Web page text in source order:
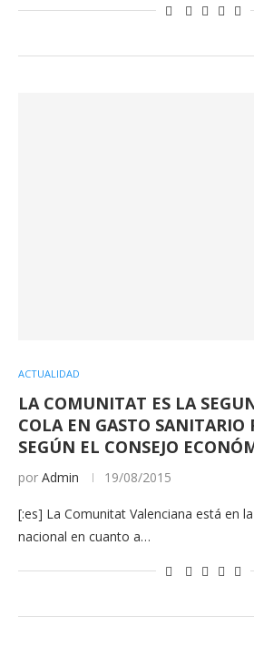
ACTUALIDAD
LA COMUNITAT ES LA
COLA EN GASTO
SEGÚN EL CONSEJO
por Admin 19/08/2015
[:es] La Comunitat Valenciana está en
nacional en cuanto a…